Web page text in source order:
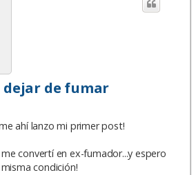
dejar de fumar
ahí lanzo mi primer post!
convertí en ex-fumador...y espero
condición!